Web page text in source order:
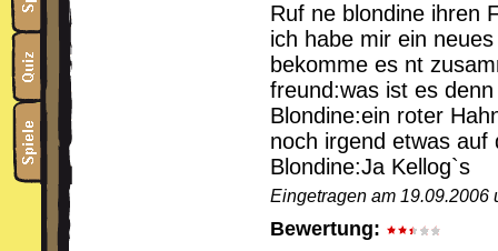
Ruf ne blondine ihren
ich habe mir ein
bekomme es nt
freund:was ist es
Blondine:ein roter
noch irgend etwas auf
Blondine:Ja Kellog`s
Eingetragen am 19.09.2006
Bewertung: